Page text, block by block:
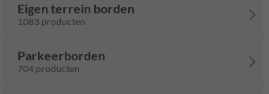
Eigen terrein borden
1083 producten
Parkeerborden
704 producten